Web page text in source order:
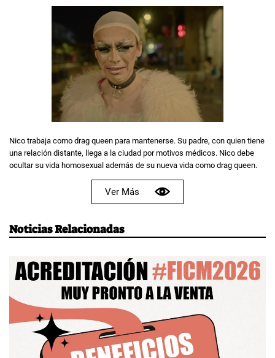
Nico trabaja como drag queen para mantenerse. Su padre, con quien tiene
una relación distante, llega a la ciudad por motivos médicos. Nico debe
ocultar su vida homosexual además de su nueva vida como drag queen.
Ver Más
Noticias Relacionadas